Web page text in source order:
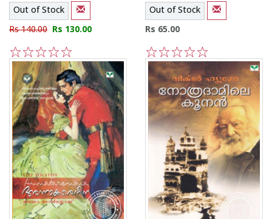
Out of Stock
Rs 140.00 Rs 130.00
5
4
3
2
1
Out of Stock
Rs 65.00
5
4
3
2
1